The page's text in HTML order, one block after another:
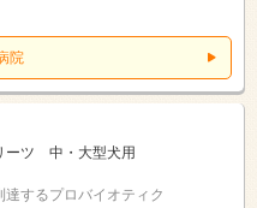
院
ーツ 中・大型犬用
するプロバイオティク